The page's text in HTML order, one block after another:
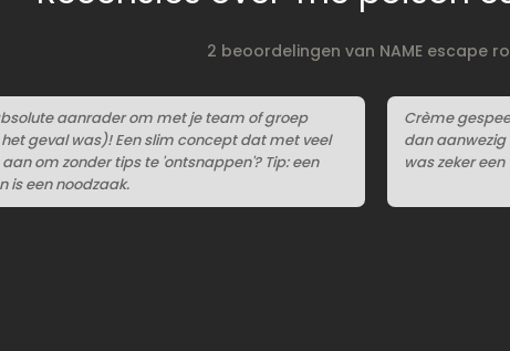
2 beoordelingen van NAME escape
aanrader om met je team of groep
geval was)! Een slim concept dat met veel
om zonder tips te 'ontsnappen'? Tip: een
is een noodzaak.
Crème
dan
was zeker